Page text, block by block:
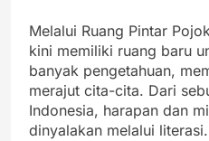
Melalui Ruang Pintar
kini memiliki ruang baru
banyak pengetahuan,
merajut cita-cita. Dari
Indonesia, harapan dan
dinyalakan melalui literasi.